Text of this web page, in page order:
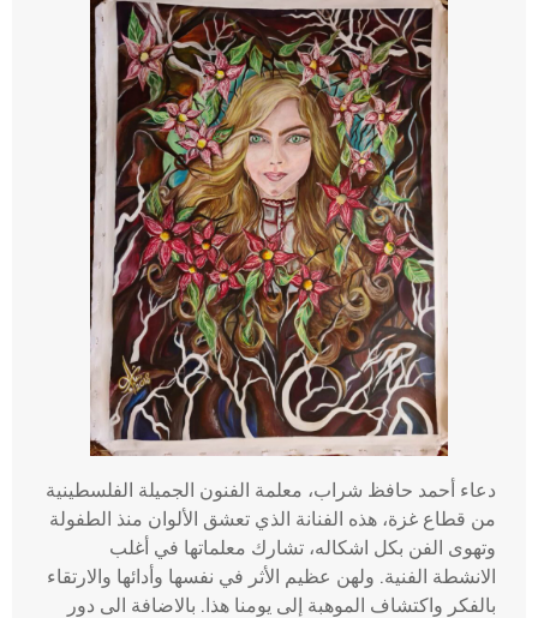
معلمة
الفنون
الجميلة
في
قطاع
غزة
دعاء أحمد حافظ شراب، معلمة الفنون الجميلة الفلسطينية
من قطاع غزة، هذه الفنانة الذي تعشق الألوان منذ الطفولة
وتهوى الفن بكل اشكاله، تشارك معلماتها في أغلب
الانشطة الفنية. ولهن عظيم الأثر في نفسها وأدائها والارتقاء
بالفكر واكتشاف الموهبة إلى يومنا هذا. بالاضافة الى دور